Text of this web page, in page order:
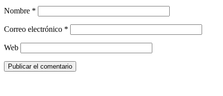
Nombre *
Correo electrónico *
Web